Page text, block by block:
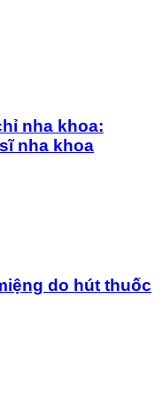
nha khoa:
nha khoa
do hút thuốc